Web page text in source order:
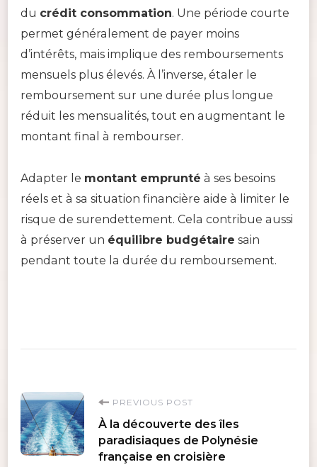
du crédit consommation. Une période courte
permet généralement de payer moins
d’intérêts, mais implique des remboursements
mensuels plus élevés. À l’inverse, étaler le
remboursement sur une durée plus longue
réduit les mensualités, tout en augmentant le
montant final à rembourser.
Adapter le montant emprunté à ses besoins
réels et à sa situation financière aide à limiter le
risque de surendettement. Cela contribue aussi
à préserver un équilibre budgétaire sain
pendant toute la durée du remboursement.
Post
Navigation
PREVIOUS POST
À la découverte des îles
paradisiaques de Polynésie
française en croisière